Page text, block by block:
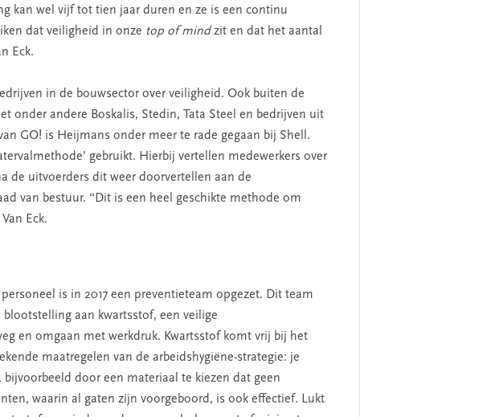
kan wel vijf tot tien jaar duren en ze is een continu
dat veiligheid in onze top of mindzit en dat het aantal
Eck.
in de bouwsector over veiligheid. Ook buiten de
onder andere Boskalis, Stedin, Tata Steel en bedrijven uit
GO! is Heijmans onder meer te rade gegaan bij Shell.
gebruikt. Hierbij vertellen medewerkers over
de uitvoerders dit weer doorvertellen aan de
van bestuur. “Dit is een heel geschikte methode om
Eck.
is in 2017 een preventieteam opgezet. Dit team
blootstelling aan kwartsstof, een veilige
en omgaan met werkdruk. Kwartsstof komt vrij bij het
maatregelen van de arbeidshygiëne-strategie: je
door een materiaal te kiezen dat geen
waarin al gaten zijn voorgeboord, is ook effectief. Lukt